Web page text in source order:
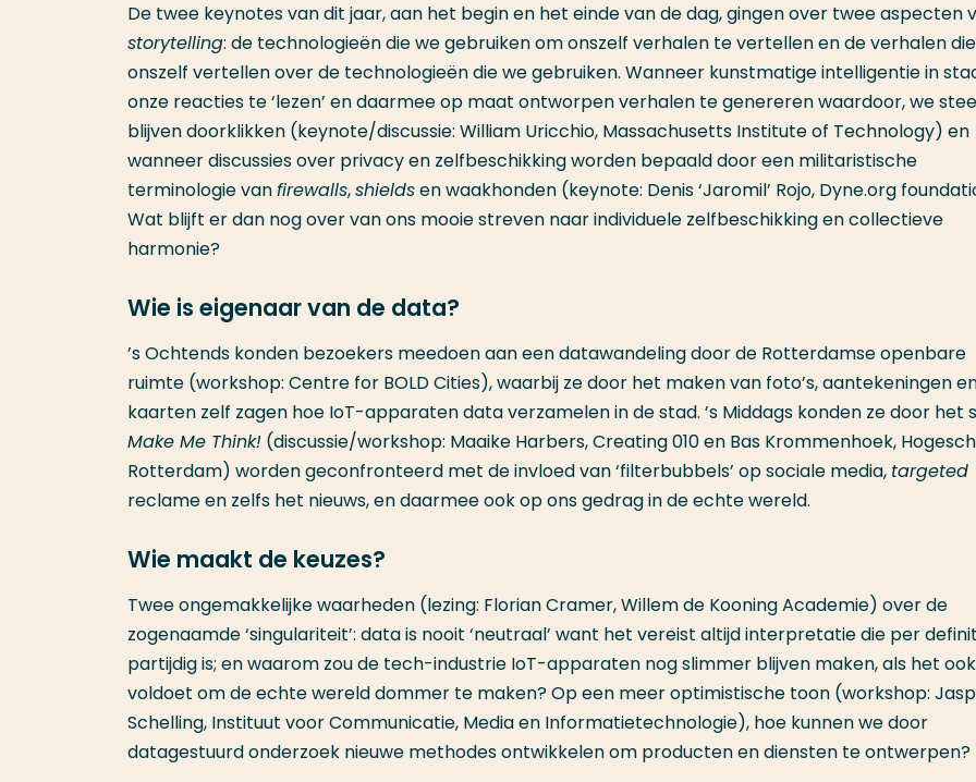
De twee keynotes van dit jaar, aan het begin en het einde van de dag, gingen over twee aspecten
storytelling: de technologieën die we gebruiken om onszelf verhalen te vertellen en de verhalen
onszelf vertellen over de technologieën die we gebruiken. Wanneer kunstmatige intelligentie in
onze reacties te ‘lezen’ en daarmee op maat ontworpen verhalen te genereren waardoor, we
blijven doorklikken (keynote/discussie: William Uricchio, Massachusetts Institute of Technology) en
wanneer discussies over privacy en zelfbeschikking worden bepaald door een militaristische
terminologie vanfirewalls,shieldsen waakhonden (keynote: Denis ‘Jaromil’ Rojo, Dyne.org
Wat blijft er dan nog over van ons mooie streven naar individuele zelfbeschikking en collectieve
harmonie?
Wie is eigenaar van de data?
’s Ochtends konden bezoekers meedoen aan een datawandeling door de Rotterdamse openbare
ruimte (workshop: Centre for BOLD Cities), waarbij ze door het maken van foto’s, aantekeningen
kaarten zelf zagen hoe IoT-apparaten data verzamelen in de stad. ’s Middags konden ze door het
Make Me Think! (discussie/workshop: Maaike Harbers, Creating 010 en Bas Krommenhoek,
Rotterdam) worden geconfronteerd met de invloed van ‘filterbubbels’ op sociale media, targeted
reclame en zelfs het nieuws, en daarmee ook op ons gedrag in de echte wereld.
Wie maakt de keuzes?
Twee ongemakkelijke waarheden (lezing: Florian Cramer, Willem de Kooning Academie) over de
zogenaamde ‘singulariteit’: data is nooit ‘neutraal’ want het vereist altijd interpretatie die per
partijdig is; en waarom zou de tech-industrie IoT-apparaten nog slimmer blijven maken, als het ook
voldoet om de echte wereld dommer te maken? Op een meer optimistische toon (workshop:
Schelling, Instituut voor Communicatie, Media en Informatietechnologie), hoe kunnen we door
datagestuurd onderzoek ​​nieuwe methodes ontwikkelen om producten en diensten te ontwerpen?